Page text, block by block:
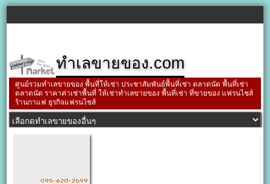
ทำเลขายของ.com
ศูนย์รวมทำเลขายของ พื้นที่ให้เช่า ประชาสัมพันธ์พื้นที่เช่า ตลาดนัด พื้นที่เช่า
ตลาดนัด ราคาค่าเช่าพื้นที่ ให้เช่าทำเลขายของ พื้นที่เช่า ที่ขายของ แฟรนไชส์
ร้านกาแฟ ธุรกิจแฟรนไชส์